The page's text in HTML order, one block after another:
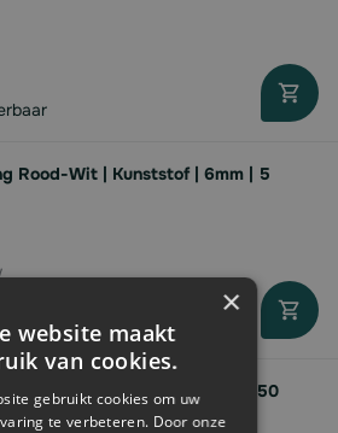
Rood-Wit | Kunststof | 6mm | 5
11 november 2026
Rood-Wit | Kunststof | 6mm | 50
×
website maakt
van cookies.
gebruikt cookies om uw
te verbeteren. Door onze